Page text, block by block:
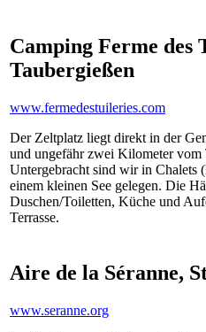
Camping Ferme des
Taubergießen
www.fermedestuileries.com
Der Zeltplatz liegt direkt in der
und ungefähr zwei Kilometer vom
Untergebracht sind wir in Chalets
einem kleinen See gelegen. Die
Duschen/Toiletten, Küche und
Terrasse.
Aire de la Séranne,
www.seranne.org